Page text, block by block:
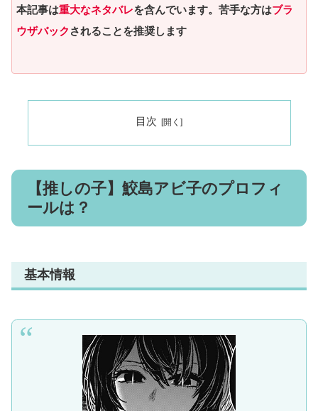
本記事は重大なネタバレを含んでいます。苦手な方はブラ
ウザバック されることを推奨します
目次
【推しの子】鮫島アビ子のプロフィ
ールは？
基本情報